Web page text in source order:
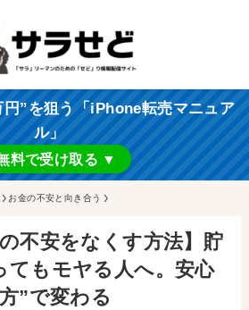
”を狙う「iPhone転売マニュア
ル」
料で受け取る ▼
お金の不安と向き合う
の不安をなくす方法】貯
てもモヤる人へ。安心
”で変わる